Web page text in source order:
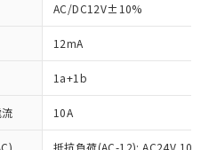
AC/DC12V±10%
12mA
1a+1b
10A
抵抗負荷(AC-12): AC24V 10A/